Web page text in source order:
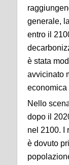
generale,
entro il
è stata
avvicinato
economica
Nello
dopo il
nel 2100. I
è dovuto